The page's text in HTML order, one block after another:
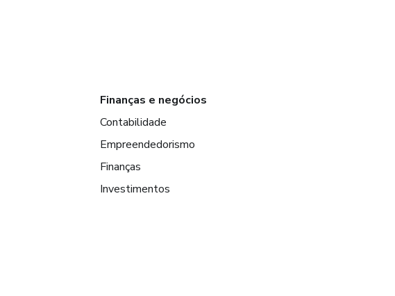
Finanças e negócios
Contabilidade
Empreendedorismo
Finanças
Investimentos